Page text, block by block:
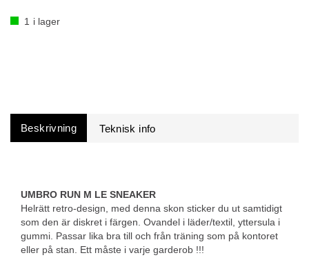
1 i lager
Beskrivning
UMBRO RUN M LE SNEAKER
Helrätt retro-design, med denna skon sticker du ut samtidigt
som den är diskret i färgen. Ovandel i läder/textil, yttersula i
gummi. Passar lika bra till och från träning som på kontoret
eller på stan. Ett måste i varje garderob !!!